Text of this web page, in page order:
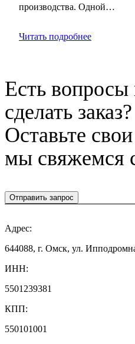
производства. Одной…
Читать подробнее
Есть вопросы
сделать заказ?
Оставьте
мы свяжемся
Отправить запрос
Адрес:
644088, г. Омск, ул.
ИНН:
5501239381
КПП:
550101001